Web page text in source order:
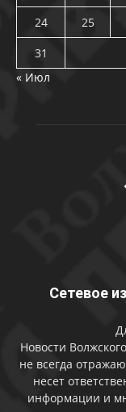
24
25
31
« Июл
Сетевое
Новости
не всегда
несет
информации и